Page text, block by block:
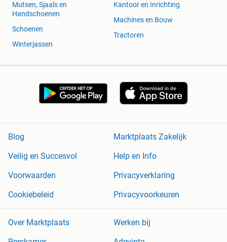
Mutsen, Sjaals en
Handschoenen
Schoenen
Winterjassen
Kantoor en Inrichting
Machines en Bouw
Tractoren
Blog
Marktplaats Zakelijk
Veilig en Succesvol
Help en Info
Voorwaarden
Privacyverklaring
Cookiebeleid
Privacyvoorkeuren
Over Marktplaats
Werken bij